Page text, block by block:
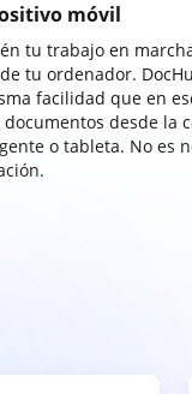
móvil
tu trabajo en
tu ordenador.
facilidad que en
desde la
o tableta. No es